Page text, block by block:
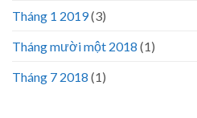
Tháng 1 2019(3)
Tháng mười một 2018 (1)
Tháng 7 2018 (1)